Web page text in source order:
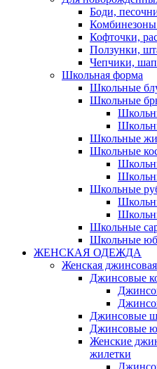
Боди,
Кофточки,
Ползунки,
Чепчики,
Школьная форма
Школьные
Школьные
Школьные
Школьные
Школьные
Школьные
Школьные
ЖЕНСКАЯ ОДЕЖДА
Женская
Джинсовые
Джинсовые
Джинсовые
Женские
жилетки